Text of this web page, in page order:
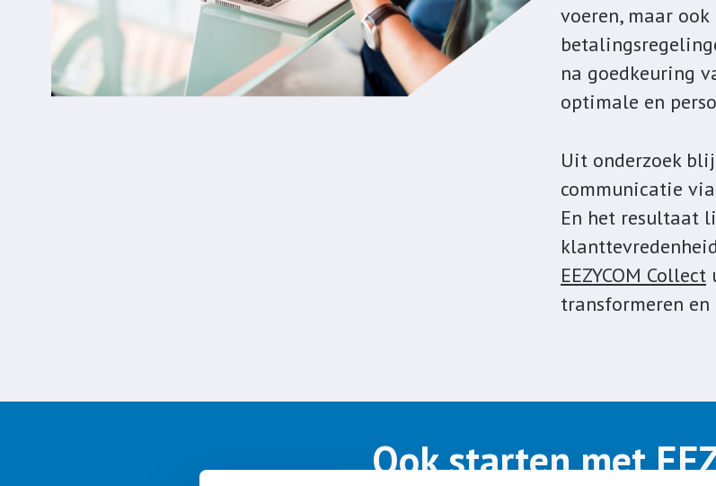
voeren, maar
na goedkeuring
optimale en
Uit onderzoek
communicatie
En het resultaat
EEZYCOM Collect
transformeren
Ook starten met